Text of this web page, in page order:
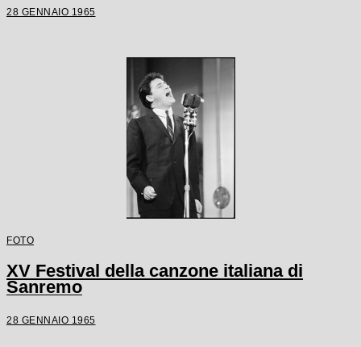
28 GENNAIO 1965
FOTO
XV Festival della canzone italiana di
Sanremo
28 GENNAIO 1965